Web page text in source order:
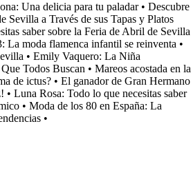
Una delicia para tu paladar• Descubre
Sevilla a Través de sus Tapas y Platos
saber sobre la Feria de Abril de Sevilla
La moda flamenca infantil se reinventa •
• Emily Vaquero: La Niña
Todos Buscan • Mareos acostada en la
de ictus? • El ganador de Gran Hermano
• Luna Rosa: Todo lo que necesitas saber
• Moda de los 80 en España: La
•